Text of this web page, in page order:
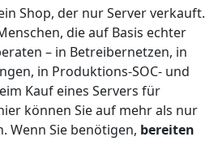
Shop, der nur Server verkauft.
die auf Basis echter
– in Betreibernetzen, in
in Produktions-SOC- und
Kauf eines Servers für
können Sie auf mehr als nur
Wenn Sie benötigen, bereiten